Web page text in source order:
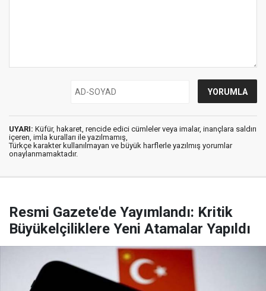
UYARI: Küfür, hakaret, rencide edici cümleler veya imalar, inançlara saldırı
içeren, imla kuralları ile yazılmamış,
Türkçe karakter kullanılmayan ve büyük harflerle yazılmış yorumlar
onaylanmamaktadır.
Resmi Gazete'de Yayımlandı: Kritik
Büyükelçiliklere Yeni Atamalar Yapıldı